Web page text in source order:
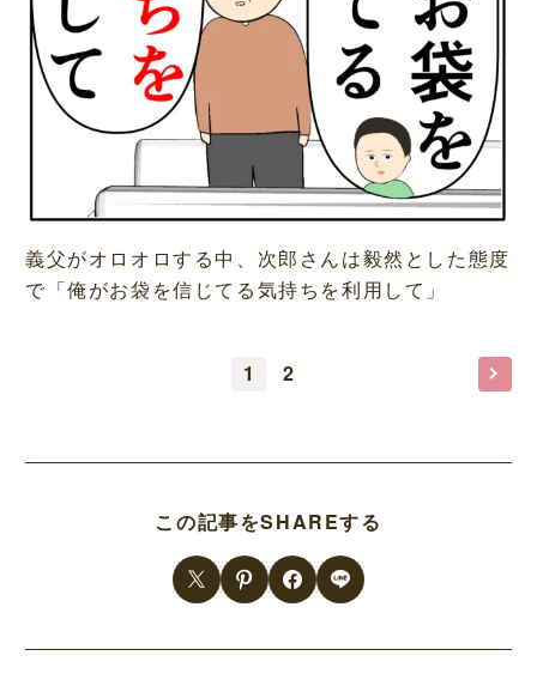
義父がオロオロする中、次郎さんは毅然とした態度
で「俺がお袋を信じてる気持ちを利用して」
1 2
この記事をSHAREする